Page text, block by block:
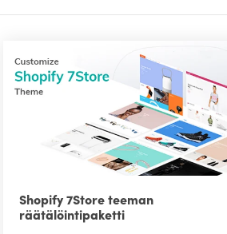
Shopify 7Store teeman
räätälöintipaketti